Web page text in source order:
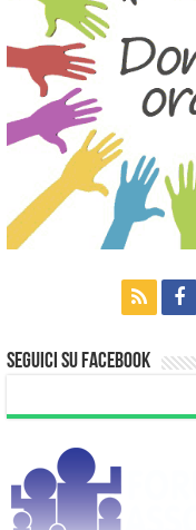
Seguici su Facebook